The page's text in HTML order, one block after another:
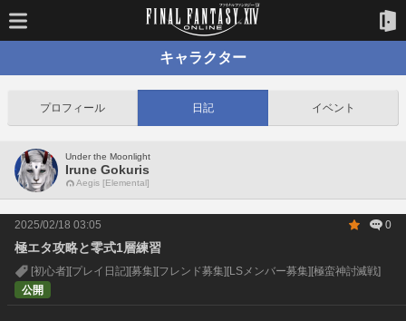
キャラクター
プロフィール 日記 イベント
Under the Moonlight
Irune Gokuris
Aegis [Elemental]
2025/02/18 03:05 0
極エタ攻略と零式1層練習
[初心者] [プレイ日記] [募集] [フレンド募集] [LSメンバー募集] [極蛮神討滅戦]
公開